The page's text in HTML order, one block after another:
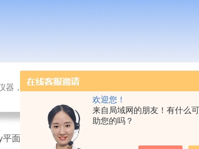
欢迎您！
来自局域网的朋友！有什么
助您的吗？
测仪器，检测仪器，物探仪器，勘察仪器，试验机试验箱，
平面CT在线式AXI